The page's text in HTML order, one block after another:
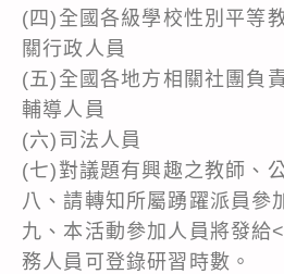
(四)全國各級學校性別平等
關行政人員
(五)全國各地方相關社團負
輔導人員
(六)司法人員
(七)對議題有興趣之教師、
八、請轉知所屬踴躍派員參
九、本活動參加人員將發給
務人員可登錄研習時數。